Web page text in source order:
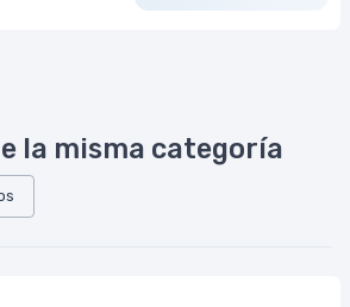
la misma categoría